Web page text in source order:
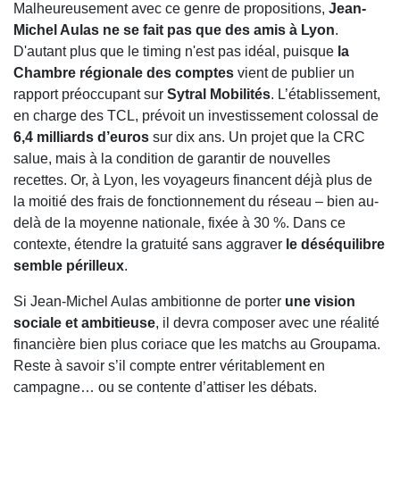
Malheureusement avec ce genre de propositions, Jean-
Michel Aulas ne se fait pas que des amis à Lyon.
D'autant plus que le timing n'est pas idéal, puisque la
Chambre régionale des comptes vient de publier un
rapport préoccupant sur Sytral Mobilités. L’établissement,
en charge des TCL, prévoit un investissement colossal de
6,4 milliards d’euros sur dix ans. Un projet que la CRC
salue, mais à la condition de garantir de nouvelles
recettes. Or, à Lyon, les voyageurs financent déjà plus de
la moitié des frais de fonctionnement du réseau – bien au-
delà de la moyenne nationale, fixée à 30 %. Dans ce
contexte, étendre la gratuité sans aggraver le déséquilibre
semble périlleux.
Si Jean-Michel Aulas ambitionne de porter une vision
sociale et ambitieuse, il devra composer avec une réalité
financière bien plus coriace que les matchs au Groupama.
Reste à savoir s’il compte entrer véritablement en
campagne… ou se contente d’attiser les débats.